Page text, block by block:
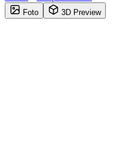
Foto 3D Preview